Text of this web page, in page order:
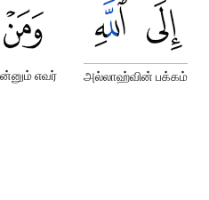
அல்லாஹ்வின் பக்கம்
எவர்